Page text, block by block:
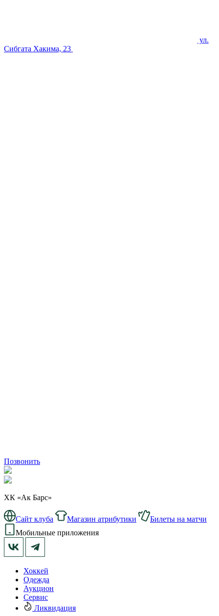
ул.
Сибгата Хакима, 23
Позвонить
ХК «Ак Барс»
Сайт клуба Магазин атрибутики
Билеты на матчи
Мобильные приложения
Хоккей
Одежда
Аукцион
Сервис
Ликвидация